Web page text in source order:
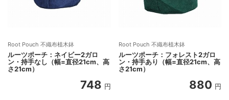
Root Pouch 不織布植木鉢
ルーツポーチ：ネイビー2ガロ
ン・持手なし（幅=直径21cm、高
さ21cm）
748 円
Root Pouch 不織布植木鉢
ルーツポーチ：フォレスト2ガロ
ン・持手あり（幅=直径21cm、高
さ21cm）
880 円